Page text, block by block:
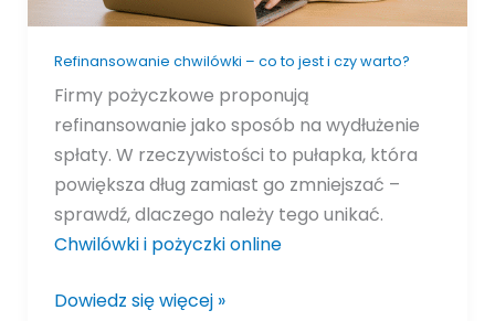
Refinansowanie chwilówki – co to jest i czy warto?
Firmy pożyczkowe proponują
refinansowanie jako sposób na wydłużenie
spłaty. W rzeczywistości to pułapka, która
powiększa dług zamiast go zmniejszać –
sprawdź, dlaczego należy tego unikać.
Chwilówki i pożyczki online
Dowiedz się więcej »